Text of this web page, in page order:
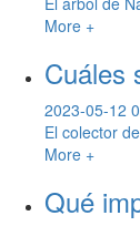
More +
Cuáles
2023-05-12
El colector
More +
Qué